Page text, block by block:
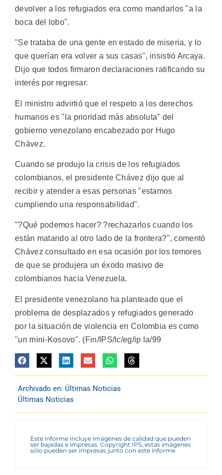
devolver a los refugiados era como mandarlos "a la
boca del lobo".
"Se trataba de una gente en estado de miseria, y lo
que querían era volver a sus casas", insistió Arcaya.
Dijo que todos firmaron declaraciones ratificando su
interés por regresar.
El ministro advirtió que el respeto a los derechos
humanos es "la prioridad más absoluta" del
gobierno venezolano encabezado por Hugo
Chávez.
Cuando se produjo la crisis de los refugiados
colombianos, el presidente Chávez dijo que al
recibir y atender a esas personas "estamos
cumpliendo una responsabilidad".
"?Qué podemos hacer? ?rechazarlos cuando los
están matando al otro lado de la frontera?", comentó
Chávez consultado en esa ocasión por los temores
de que se produjera un éxodo masivo de
colombianos hacia Venezuela.
El presidente venezolano ha planteado que el
problema de desplazados y refugiados generado
por la situación de violencia en Colombia es como
"un mini-Kosovo". (Fin/IPS/lc/eg/ip la/99
Archivado en: Últimas Noticias
Últimas Noticias
Este informe incluye imágenes de calidad que pueden
ser bajadas e impresas. Copyright IPS, estas imágenes
sólo pueden ser impresas junto con este informe